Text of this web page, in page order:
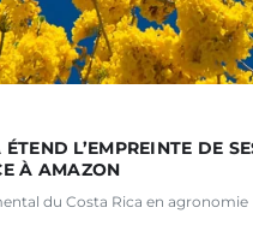
L’EMPREINTE DE
À AMAZON
du Costa Rica en